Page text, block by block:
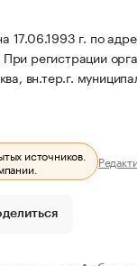
г. по
При регистрации
вн.тер.г.
источников.